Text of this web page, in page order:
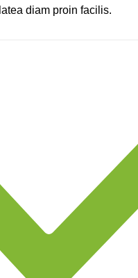
diam proin facilis.